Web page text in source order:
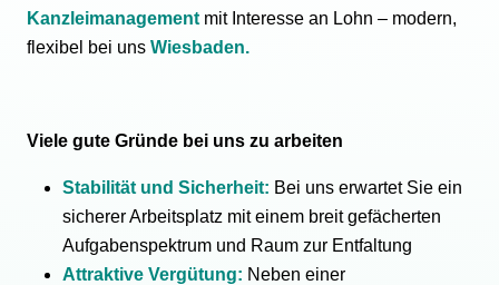
Kanzleimanagement mit Interesse an Lohn – modern,
flexibel bei uns Wiesbaden.
Viele gute Gründe bei uns zu arbeiten
Stabilität und Sicherheit: Bei uns erwartet Sie ein
sicherer Arbeitsplatz mit einem breit gefächerten
Aufgabenspektrum und Raum zur Entfaltung
Attraktive Vergütung: Neben einer